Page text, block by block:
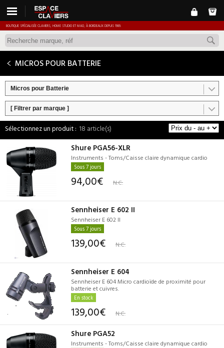
BOUTIQUE SPÉCIALISÉE CLAVIERS, HOME STUDIO ET MAO, À BORDEAUX DEPUIS 1989.
MICROS POUR BATTERIE
Micros pour Batterie
[ Filtrer par marque ]
18 article(s)
Shure PGA56-XLR
Instruments - Toms/Caisse claire dynamique cardio
Sous 7 jours
94,00€ N.C.
Sennheiser E 602 II
Sennheiser E 602 II
Sous 7 jours
139,00€ N.C.
Sennheiser E 604
Sennheiser E 604 Micro cardioïde de proximité pour
batterie et cuivres.
En stock
139,00€ N.C.
Shure PGA52
Instruments - Toms/Caisse claire dynamique cardio